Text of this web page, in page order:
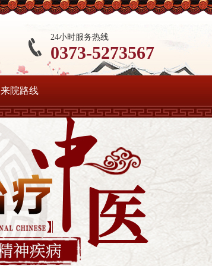
24小时服务热线
0373-5273567
来院路线